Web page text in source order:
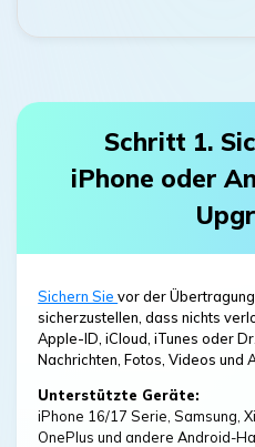
Schritt 1.
iPhone oder
Sichern Sievor der
sicherzustellen, dass nichts
Apple-ID, iCloud, iTunes oder
Nachrichten, Fotos, Videos und
Unterstützte Geräte:
iPhone 16/17 Serie, Samsung,
OnePlus und andere Android-